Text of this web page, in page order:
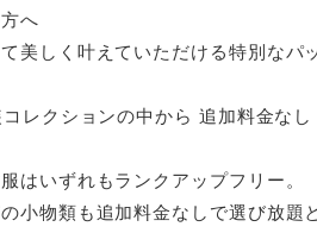
へ
美しく叶えていただける特別なパ
レクションの中から 追加料金なし
はいずれもランクアップフリー。
小物類も追加料金なしで選び放題